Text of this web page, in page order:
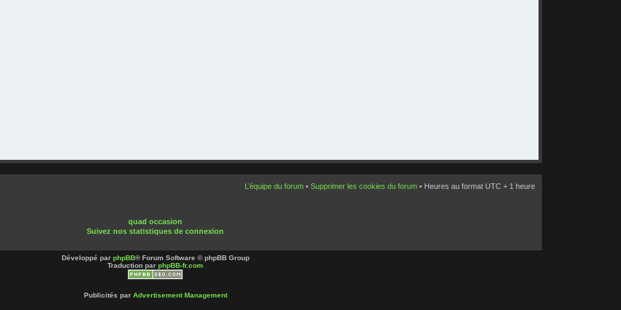
L’équipe du forum• Supprimer les cookies du forum• Heures au format UTC + 1 heure
quad occasion
Suivez nos statistiques de connexion
Développé par phpBB® Forum Software © phpBB Group
Traduction par phpBB-fr.com
Publicités par Advertisement Management